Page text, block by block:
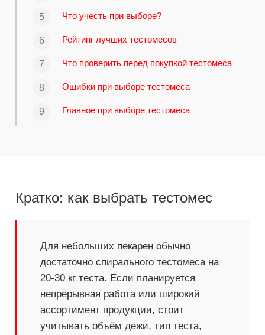
Что учесть при выборе?
Рейтинг лучших тестомесов
Что проверить перед покупкой тестомеса
Ошибки при выборе тестомеса
Главное при выборе тестомеса
Кратко: как выбрать тестомес
Для небольших пекарен обычно
достаточно спирального тестомеса на
20-30 кг теста. Если планируется
непрерывная работа или широкий
ассортимент продукции, стоит
учитывать объём дежи, тип теста,